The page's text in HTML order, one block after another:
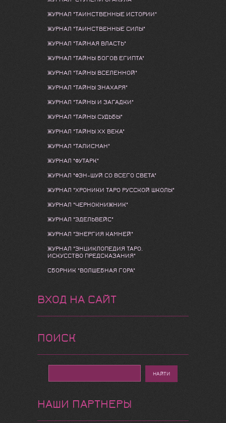
ЖУРНАЛ "ТАИНСТВЕННЫЕ ИСТОРИИ"
ЖУРНАЛ "ТАИНСТВЕННЫЕ СИЛЫ"
ЖУРНАЛ "ТАЙНАЯ ВЛАСТЬ"
ЖУРНАЛ "ТАЙНЫ БОГОВ ЕГИПТА"
ЖУРНАЛ "ТАЙНЫ ВСЕЛЕННОЙ"
ЖУРНАЛ "ТАЙНЫ ЗНАХАРЯ"
ЖУРНАЛ "ТАЙНЫ И ЗАГАДКИ"
ЖУРНАЛ "ТАЙНЫ СУДЬБЫ"
ЖУРНАЛ "ТАЙНЫ ХХ ВЕКА"
ЖУРНАЛ "ТАЛИСМАН"
ЖУРНАЛ "ФУТАРК"
ЖУРНАЛ "ФЭН-ШУЙ СО ВСЕГО СВЕТА"
ЖУРНАЛ "ХРОНИКИ ТАРО РУССКОЙ ШКОЛЫ"
ЖУРНАЛ "ЧЕРНОКНИЖНИК"
ЖУРНАЛ "ЭДЕЛЬВЕЙС"
ЖУРНАЛ "ЭНЕРГИЯ КАМНЕЙ"
ЖУРНАЛ "ЭНЦИКЛОПЕДИЯ ТАРО.
ИСКУССТВО ПРЕДСКАЗАНИЯ"
СБОРНИК "ВОЛШЕБНАЯ ГОРА"
ВХОД НА САЙТ
ПОИСК
НАШИ ПАРТНЕРЫ